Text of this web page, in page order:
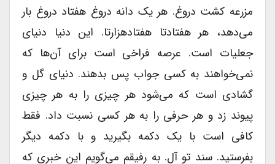
مزرعه کشت دروغ. هر یک دانه دروغ هفتاد دروغ بار
می‌دهد، هر هفتادتا هفتادهزار‌تا. این دنیا دنیای
جعلیات است. عرصه فراخی است برای آن‌ها که
نمی‌خواهند به کسی جواب پس بدهند. دنیای گل و
گشادی است که می‌شود هر چیزی را به هر چیزی
پیوند زد و هر حرفی را به هر کسی نسبت داد. فقط
کافی است با یک دکمه بگیرید و با دکمه دیگر
بفرستید. سند تو آل. به رفیقم می‌گویم این خبری که